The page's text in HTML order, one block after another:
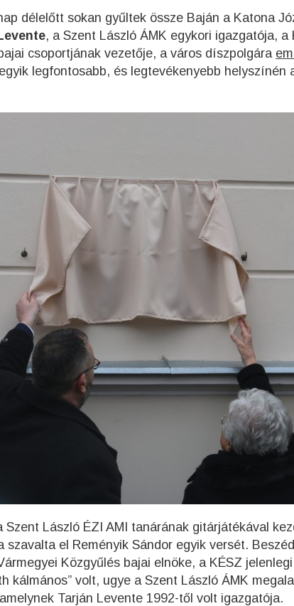
délelőtt sokan gyűltek össze Baján a Katona
, a Szent László ÁMK egykori igazgatója, a
csoportjának vezetője, a város díszpolgára
legfontosabb, és legtevékenyebb helyszínén
Szent László ÉZI AMI tanárának gitárjátékával
szavalta el Reményik Sándor egyik versét.
Közgyűlés bajai elnöke, a KÉSZ
kálmános” volt, ugye a Szent László ÁMK
Tarján Levente 1992-től volt igazgatója.